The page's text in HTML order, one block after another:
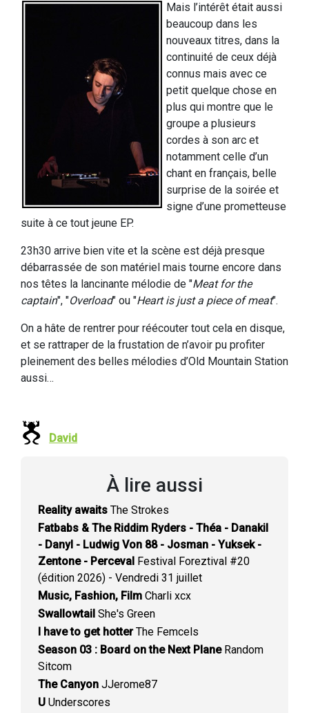
Mais l’intérêt était aussi
beaucoup dans les
nouveaux titres, dans la
continuité de ceux déjà
connus mais avec ce
petit quelque chose en
plus qui montre que le
groupe a plusieurs
cordes à son arc et
notamment celle d’un
chant en français, belle
surprise de la soirée et
signe d’une prometteuse
suite à ce tout jeune EP.
23h30 arrive bien vite et la scène est déjà presque
débarrassée de son matériel mais tourne encore dans
nos têtes la lancinante mélodie de "Meat for the
captain", "Overload" ou "Heart is just a piece of meat".
On a hâte de rentrer pour réécouter tout cela en disque,
et se rattraper de la frustation de n’avoir pu profiter
pleinement des belles mélodies d’Old Mountain Station
aussi…
David
À lire aussi
Reality awaits The Strokes
Fatbabs & The Riddim Ryders - Théa - Danakil
- Danyl - Ludwig Von 88 - Josman - Yuksek -
Zentone - Perceval Festival Foreztival #20
(édition 2026) - Vendredi 31 juillet
Music, Fashion, Film Charli xcx
Swallowtail She's Green
I have to get hotterThe Femcels
Season 03 : Board on the Next PlaneRandom
Sitcom
The Canyon JJerome87
U Underscores